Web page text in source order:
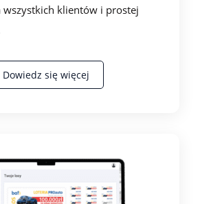
wszystkich klientów i prostej
Dowiedz się więcej